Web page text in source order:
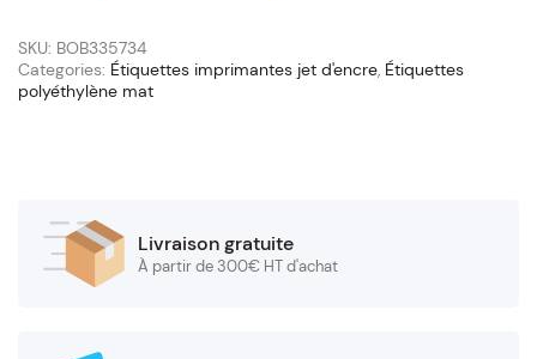
x
210
quantity
SKU: BOB335734
Categories: Étiquettes imprimantes jet d'encre, Étiquettes
polyéthylène mat
Livraison gratuite
À partir de 300€ HT d'achat